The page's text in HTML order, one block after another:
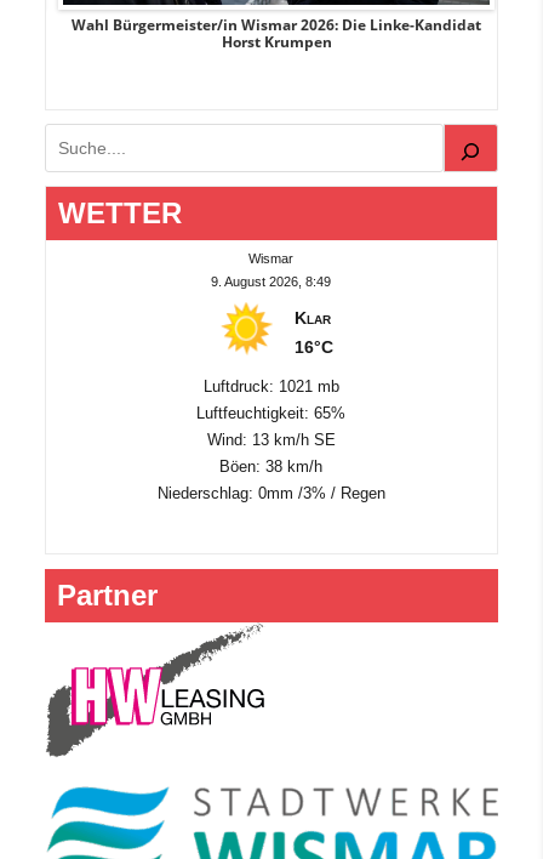
Wahl Bürgermeister/in Wismar 2026: Die Linke-Kandidat
Horst Krumpen
Suchen
WETTER
Wismar
9. August 2026, 8:49
Klar
16°C
Luftdruck: 1021 mb
Luftfeuchtigkeit: 65%
Wind: 13 km/h SE
Böen: 38 km/h
Niederschlag: 0mm /3% / Regen
Partner